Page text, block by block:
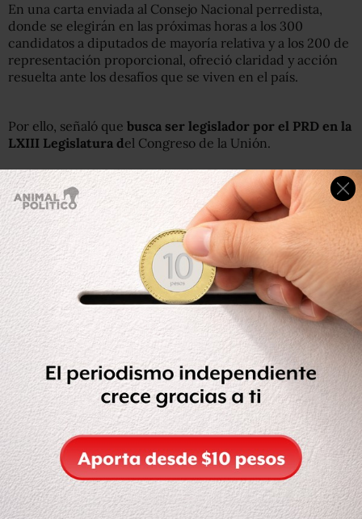
En una carta enviada al Consejo Nacional perredista,
donde se elegirán en las próximas horas a los 300
candidatos a diputados de mayoría relativa y a los 200 de
representación proporcional, ofreció claridad y acción
resuelta ante los desafíos que se viven en el país.
Por ello, señaló que busca ser legislador por el PRD en la
LXIII Legislatura del Congreso de la Unión.
“Voy al Congreso para construir una agenda propia en
donde la gente sea el centro de todas las políticas y
acciones de gobierno y reconstruir a la izquierda, que
hoy está fragmentada y para recuperar su legitimidad
como conducto a favor de las decisiones por la gente”,
anotó.